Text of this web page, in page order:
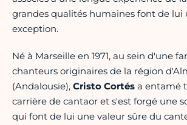
grandes qualités humaines font de lui
exception.
Né à Marseille en 1971, au sein d'une
chanteurs originaires de la région
(Andalousie), Cristo Cortés a entamé
carrière de cantaor et s'est forgé une
qui font de lui une valeur sûre du